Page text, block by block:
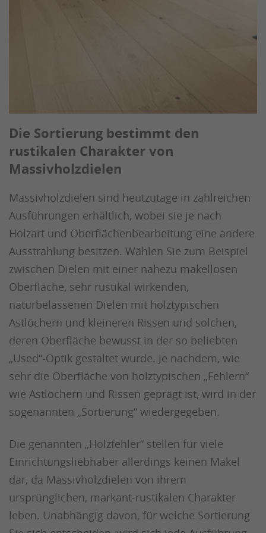
Die Sortierung bestimmt den
rustikalen Charakter von
Massivholzdielen
Massivholzdielen sind heutzutage in zahlreichen
Ausführungen erhältlich, wobei sie je nach
Holzart und Oberflächenbearbeitung eine andere
Ausstrahlung besitzen. Wählen Sie zum Beispiel
zwischen Dielen mit einer nahezu makellosen
Oberfläche, sehr rustikal wirkenden,
naturbelassenen Dielen mit holztypischen
Astlöchern und kleineren Rissen und solchen,
deren Oberfläche bewusst in der so beliebten
„Used“-Optik gestaltet wurde. Je nachdem, wie
sehr die Oberfläche von holztypischen „Fehlern“
wie Astlöchern und Rissen geprägt ist, wird in der
sogenannten „Sortierung“ wiedergegeben.
Die genannten „Holzfehler“ stellen für viele
Einrichtungsliebhaber allerdings keinen Makel
dar, da Massivholzdielen von ihrem
ursprünglichen, markant-rustikalen Charakter
leben. Unabhängig davon, für welche Sortierung